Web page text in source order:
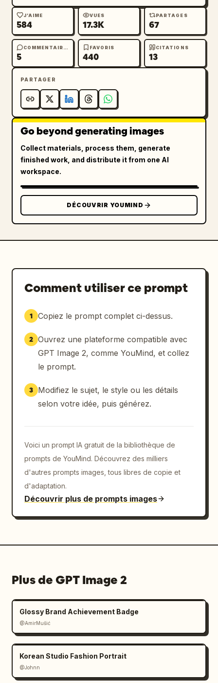
J’AIME
584
VUES
17.3K
PARTAGES
67
COMMENTAIRES
5
FAVORIS
440
CITATIONS
13
PARTAGER
Go beyond generating images
Collect materials, process them, generate
finished work, and distribute it from one AI
workspace.
DÉCOUVRIR YOUMIND
Comment utiliser ce prompt
1 Copiez le prompt complet ci-dessus.
2 Ouvrez une plateforme compatible avec
GPT Image 2, comme YouMind, et collez
le prompt.
3
Modifiez le sujet, le style ou les détails
selon votre idée, puis générez.
Voici un prompt IA gratuit de la bibliothèque de
prompts de YouMind. Découvrez des milliers
d'autres prompts images, tous libres de copie et
d'adaptation.
Découvrir plus de prompts images
Plus de GPT Image 2
Glossy Brand Achievement Badge
@AmirMušić
Korean Studio Fashion Portrait
@Johnn